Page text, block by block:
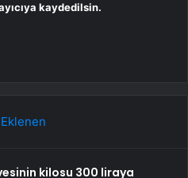
kaydedilsin.
kilosu 300 liraya